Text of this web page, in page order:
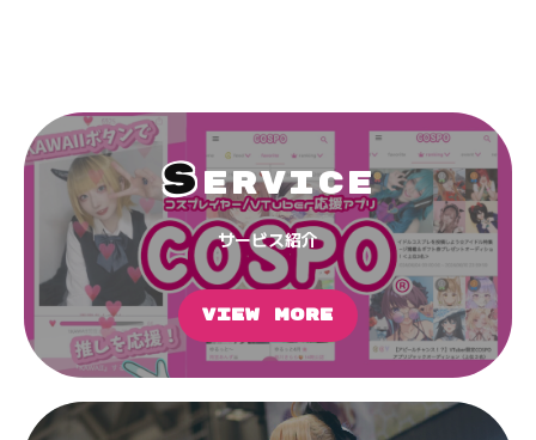
SERVICE
サービス紹介
VIEW MORE